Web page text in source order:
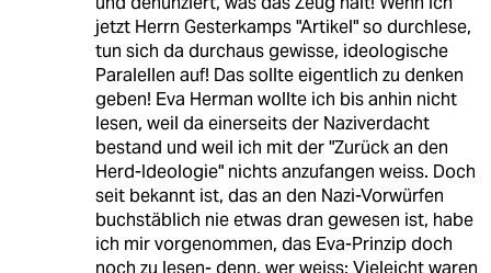
jetzt Herrn Gesterkamps "Artikel" so durchlese,
tun sich da durchaus gewisse, ideologische
Paralellen auf! Das sollte eigentlich zu denken
geben! Eva Herman wollte ich bis anhin nicht
lesen, weil da einerseits der Naziverdacht
bestand und weil ich mit der "Zurück an den
Herd-Ideologie" nichts anzufangen weiss. Doch
seit bekannt ist, das an den Nazi-Vorwürfen
buchstäblich nie etwas dran gewesen ist, habe
ich mir vorgenommen, das Eva-Prinzip doch
noch zu lesen- denn, wer weiss: Vieleicht waren